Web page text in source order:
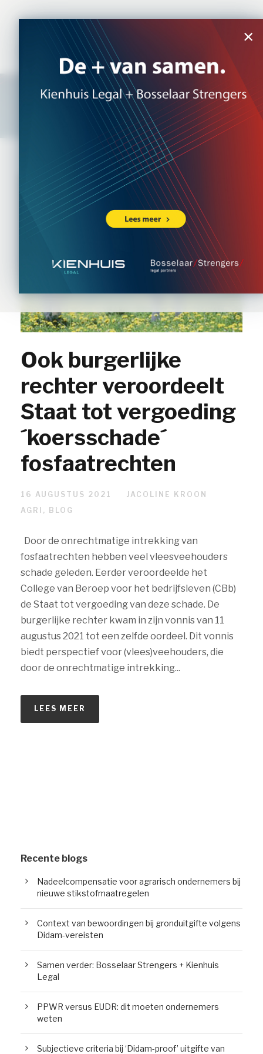
×
NL|EN
Ook burgerlijke
rechter veroordeelt
Staat tot vergoeding
´koersschade´
fosfaatrechten
16 AUGUSTUS 2021
JACOLINE KROON
AGRI , BLOG
Door de onrechtmatige intrekking van
fosfaatrechten hebben veel vleesveehouders
schade geleden. Eerder veroordeelde het
College van Beroep voor het bedrijfsleven (CBb)
de Staat tot vergoeding van deze schade. De
burgerlijke rechter kwam in zijn vonnis van 11
augustus 2021 tot een zelfde oordeel. Dit vonnis
biedt perspectief voor (vlees)veehouders, die
door de onrechtmatige intrekking...
LEES MEER
Recente blogs
Nadeelcompensatie voor agrarisch ondernemers bij
nieuwe stikstofmaatregelen
Context van bewoordingen bij gronduitgifte volgens
Didam-vereisten
Samen verder: Bosselaar Strengers + Kienhuis
Legal
PPWR versus EUDR: dit moeten ondernemers
weten
Subjectieve criteria bij ‘Didam-proof’ uitgifte van